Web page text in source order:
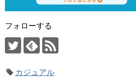
フォローする
カジュアル